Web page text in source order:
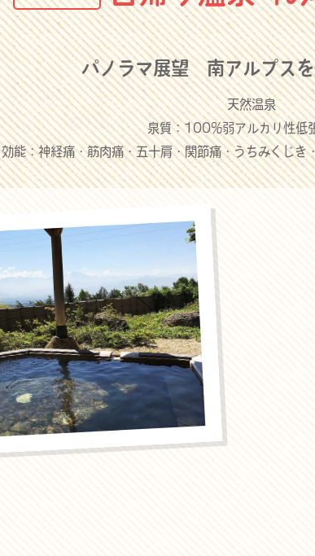
パノラマ展望 南アルプス
天然温泉
泉質：100%弱アルカリ性低
効能：神経痛・筋肉痛・五十肩・関節痛・うちみくじき